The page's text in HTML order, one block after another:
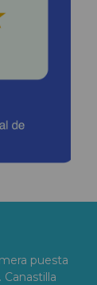
puesta